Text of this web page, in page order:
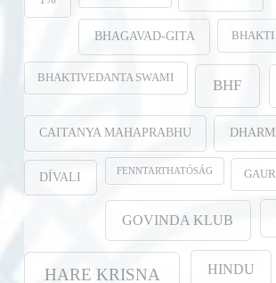
BHAGAVAD-GITA BHAKTI
BHAKTIVEDANTA SWAMI BHF
CAITANYA MAHAPRABHU
DÍVALI FENNTARTHATÓSÁG
GOVINDA KLUB
HARE KRISNA HINDU